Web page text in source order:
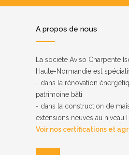
A propos de nous
La société Aviso Charpente
Haute-Normandie est
- dans la rénovation
patrimoine bâti
- dans la construction de
extensions neuves au niveau
Voir nos certifications et